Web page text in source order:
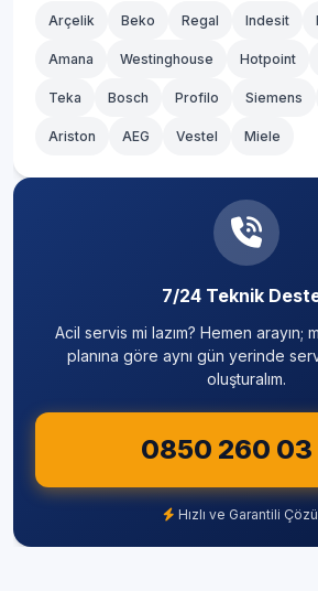
Arçelik Beko Regal Indesit
Amana Westinghouse Hotpoint
Teka Bosch Profilo Siemens
Ariston AEG Vestel Miele
7/24 Teknik
Acil servis mi lazım? Hemen arayın;
planına göre aynı gün yerinde
oluşturalım.
0850 260 03
Hızlı ve Garantili